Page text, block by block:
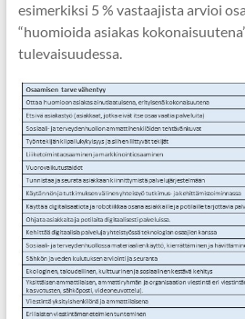
esimerkiksi 5 % vastaajista arvioi
“huomioida asiakas
tulevaisuudessa.